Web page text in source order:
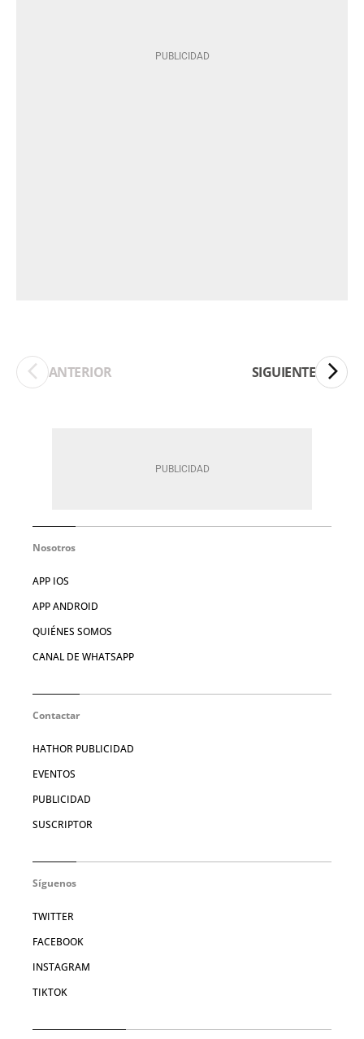
ANTERIOR SIGUIENTE
Nosotros
APP IOS
APP ANDROID
QUIÉNES SOMOS
CANAL DE WHATSAPP
Contactar
HATHOR PUBLICIDAD
EVENTOS
PUBLICIDAD
SUSCRIPTOR
Síguenos
TWITTER
FACEBOOK
INSTAGRAM
TIKTOK